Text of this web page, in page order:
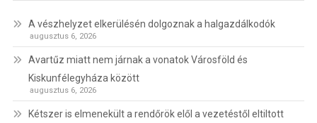
A vészhelyzet elkerülésén dolgoznak a halgazdálkodók
augusztus 6, 2026
Avartűz miatt nem járnak a vonatok Városföld és
Kiskunfélegyháza között
augusztus 6, 2026
Kétszer is elmenekült a rendőrök elől a vezetéstől eltiltott